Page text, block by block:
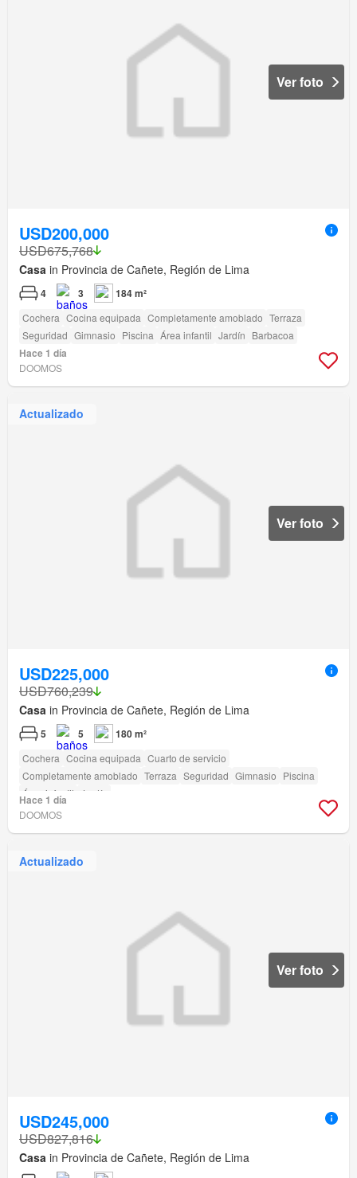
Ver foto
USD200,000
USD675,768
Casa in Provincia de Cañete, Región de Lima
4 3 184 m²
Cochera Cocina equipada Completamente amoblado Terraza
Seguridad Gimnasio Piscina Área infantil Jardín Barbacoa
Hace 1 día
DOOMOS
Actualizado
Ver foto
USD225,000
USD760,239
Casa in Provincia de Cañete, Región de Lima
5 5 180 m²
Cochera Cocina equipada Cuarto de servicio
Completamente amoblado Terraza Seguridad Gimnasio Piscina
Área infantil
Jardín
Hace 1 día
DOOMOS
Actualizado
Ver foto
USD245,000
USD827,816
Casa in Provincia de Cañete, Región de Lima